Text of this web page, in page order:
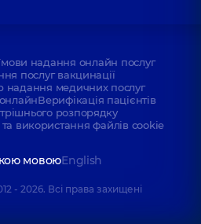
надання онлайн послуг
послуг вакцинації
надання медичних послуг
Верифікація пацієнтів
розпорядку
та використання файлів cookie
мовоюEnglish
- 2026. Всі права захищені